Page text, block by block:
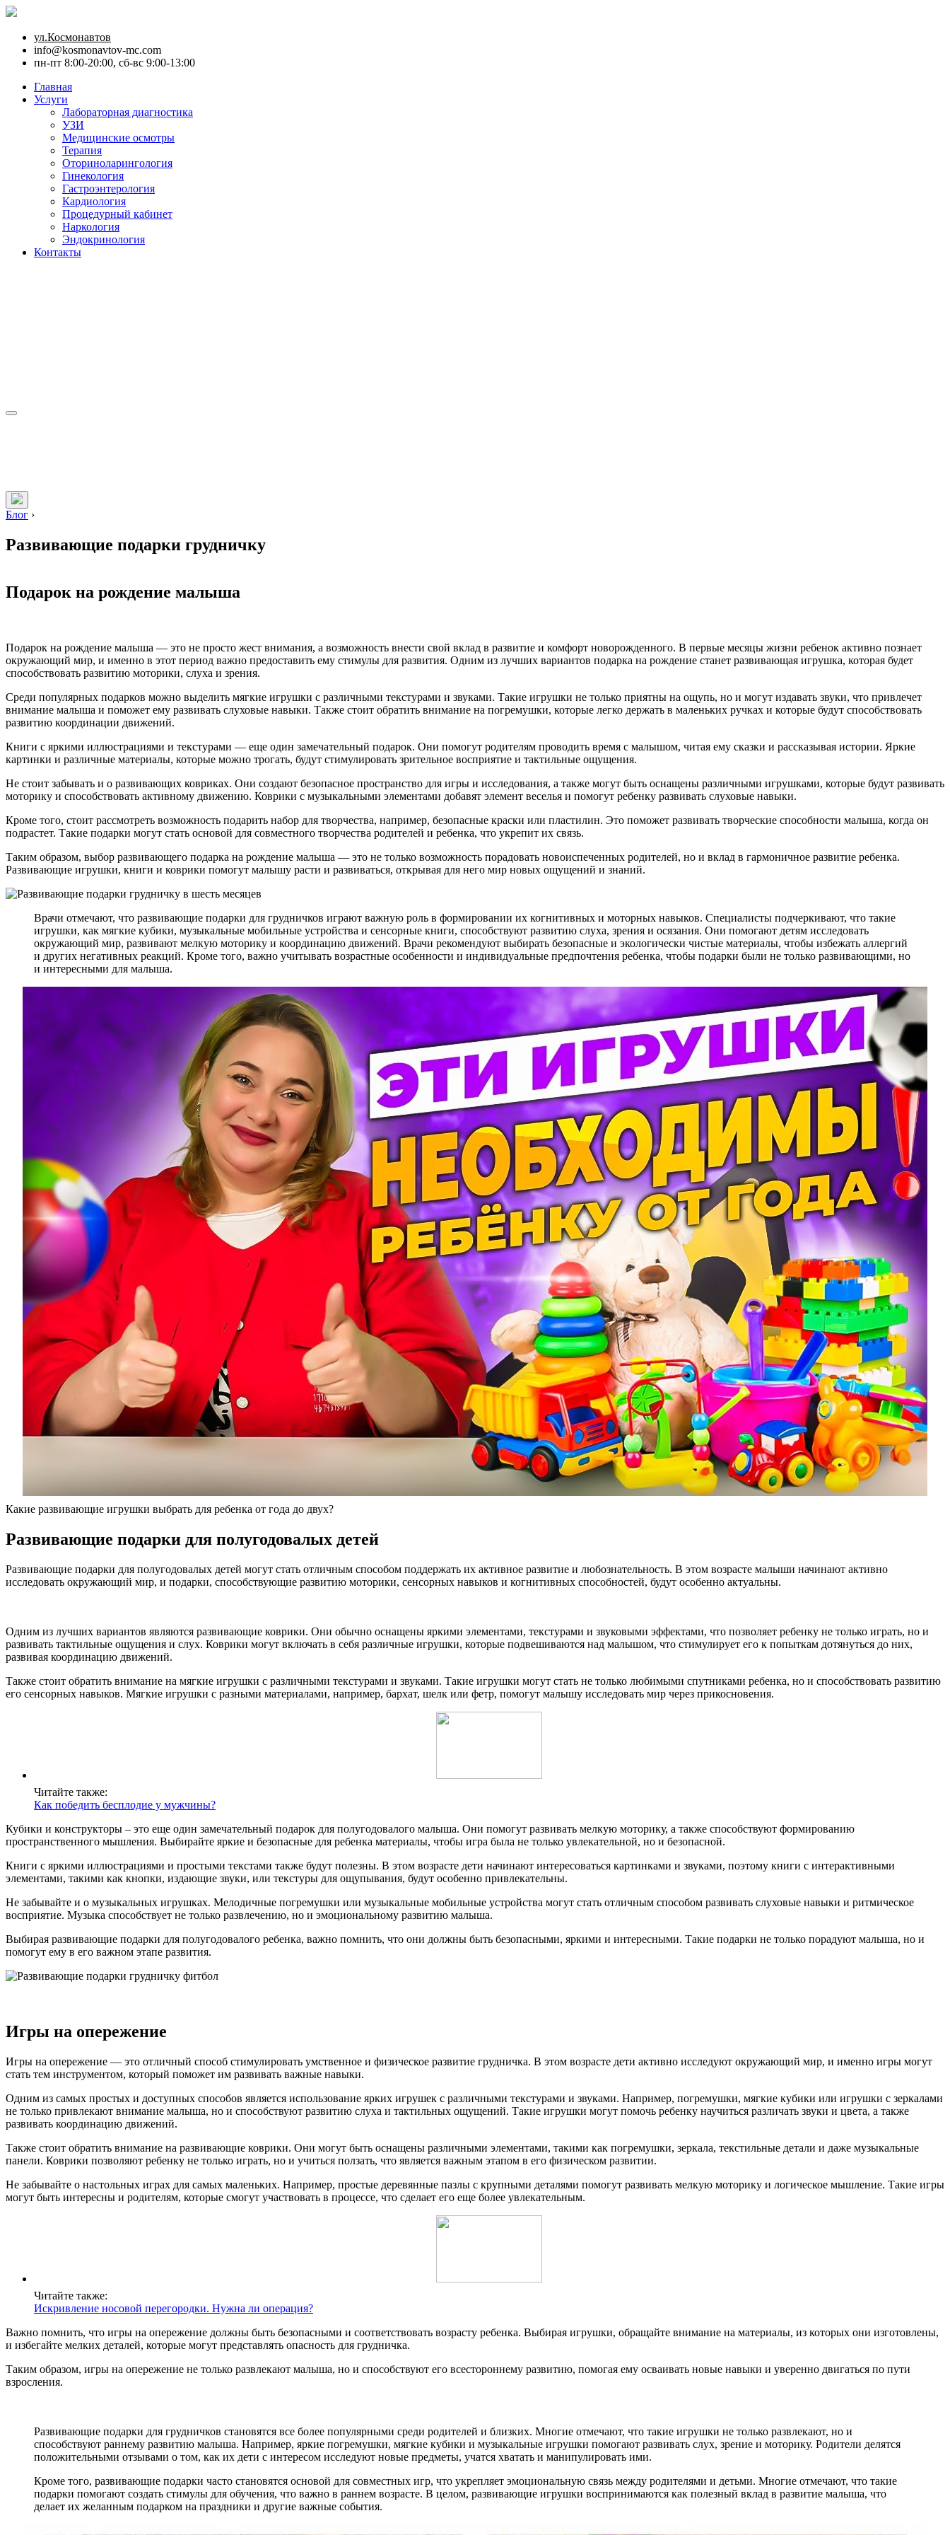
ул.Космонавтов
info@kosmonavtov-mc.com
пн-пт 8:00-20:00, сб-вс 9:00-13:00
Главная
Услуги
Лабораторная диагностика
УЗИ
Медицинские осмотры
Терапия
Оториноларингология
Гинекология
Гастроэнтерология
Кардиология
Процедурный кабинет
Наркология
Эндокринология
Контакты
Блог ›
Развивающие подарки грудничку
Подарок на рождение малыша
Подарок на рождение малыша — это не просто жест внимания, а возможность внести свой вклад в развитие и комфорт новорожденного. В первые месяцы жизни ребенок активно познает
окружающий мир, и именно в этот период важно предоставить ему стимулы для развития. Одним из лучших вариантов подарка на рождение станет развивающая игрушка, которая будет
способствовать развитию моторики, слуха и зрения.
Среди популярных подарков можно выделить мягкие игрушки с различными текстурами и звуками. Такие игрушки не только приятны на ощупь, но и могут издавать звуки, что привлечет
внимание малыша и поможет ему развивать слуховые навыки. Также стоит обратить внимание на погремушки, которые легко держать в маленьких ручках и которые будут способствовать
развитию координации движений.
Книги с яркими иллюстрациями и текстурами — еще один замечательный подарок. Они помогут родителям проводить время с малышом, читая ему сказки и рассказывая истории. Яркие
картинки и различные материалы, которые можно трогать, будут стимулировать зрительное восприятие и тактильные ощущения.
Не стоит забывать и о развивающих ковриках. Они создают безопасное пространство для игры и исследования, а также могут быть оснащены различными игрушками, которые будут развивать
моторику и способствовать активному движению. Коврики с музыкальными элементами добавят элемент веселья и помогут ребенку развивать слуховые навыки.
Кроме того, стоит рассмотреть возможность подарить набор для творчества, например, безопасные краски или пластилин. Это поможет развивать творческие способности малыша, когда он
подрастет. Такие подарки могут стать основой для совместного творчества родителей и ребенка, что укрепит их связь.
Таким образом, выбор развивающего подарка на рождение малыша — это не только возможность порадовать новоиспеченных родителей, но и вклад в гармоничное развитие ребенка.
Развивающие игрушки, книги и коврики помогут малышу расти и развиваться, открывая для него мир новых ощущений и знаний.
Врачи отмечают, что развивающие подарки для грудничков играют важную роль в формировании их когнитивных и моторных навыков. Специалисты подчеркивают, что такие
игрушки, как мягкие кубики, музыкальные мобильные устройства и сенсорные книги, способствуют развитию слуха, зрения и осязания. Они помогают детям исследовать
окружающий мир, развивают мелкую моторику и координацию движений. Врачи рекомендуют выбирать безопасные и экологически чистые материалы, чтобы избежать аллергий
и других негативных реакций. Кроме того, важно учитывать возрастные особенности и индивидуальные предпочтения ребенка, чтобы подарки были не только развивающими, но
и интересными для малыша.
Какие развивающие игрушки выбрать для ребенка от года до двух?
Развивающие подарки для полугодовалых детей
Развивающие подарки для полугодовалых детей могут стать отличным способом поддержать их активное развитие и любознательность. В этом возрасте малыши начинают активно
исследовать окружающий мир, и подарки, способствующие развитию моторики, сенсорных навыков и когнитивных способностей, будут особенно актуальны.
Одним из лучших вариантов являются развивающие коврики. Они обычно оснащены яркими элементами, текстурами и звуковыми эффектами, что позволяет ребенку не только играть, но и
развивать тактильные ощущения и слух. Коврики могут включать в себя различные игрушки, которые подвешиваются над малышом, что стимулирует его к попыткам дотянуться до них,
развивая координацию движений.
Также стоит обратить внимание на мягкие игрушки с различными текстурами и звуками. Такие игрушки могут стать не только любимыми спутниками ребенка, но и способствовать развитию
его сенсорных навыков. Мягкие игрушки с разными материалами, например, бархат, шелк или фетр, помогут малышу исследовать мир через прикосновения.
Читайте также:
Как победить бесплодие у мужчины?
Кубики и конструкторы – это еще один замечательный подарок для полугодовалого малыша. Они помогут развивать мелкую моторику, а также способствуют формированию
пространственного мышления. Выбирайте яркие и безопасные для ребенка материалы, чтобы игра была не только увлекательной, но и безопасной.
Книги с яркими иллюстрациями и простыми текстами также будут полезны. В этом возрасте дети начинают интересоваться картинками и звуками, поэтому книги с интерактивными
элементами, такими как кнопки, издающие звуки, или текстуры для ощупывания, будут особенно привлекательны.
Не забывайте и о музыкальных игрушках. Мелодичные погремушки или музыкальные мобильные устройства могут стать отличным способом развивать слуховые навыки и ритмическое
восприятие. Музыка способствует не только развлечению, но и эмоциональному развитию малыша.
Выбирая развивающие подарки для полугодовалого ребенка, важно помнить, что они должны быть безопасными, яркими и интересными. Такие подарки не только порадуют малыша, но и
помогут ему в его важном этапе развития.
Игры на опережение
Игры на опережение — это отличный способ стимулировать умственное и физическое развитие грудничка. В этом возрасте дети активно исследуют окружающий мир, и именно игры могут
стать тем инструментом, который поможет им развивать важные навыки.
Одним из самых простых и доступных способов является использование ярких игрушек с различными текстурами и звуками. Например, погремушки, мягкие кубики или игрушки с зеркалами
не только привлекают внимание малыша, но и способствуют развитию слуха и тактильных ощущений. Такие игрушки могут помочь ребенку научиться различать звуки и цвета, а также
развивать координацию движений.
Также стоит обратить внимание на развивающие коврики. Они могут быть оснащены различными элементами, такими как погремушки, зеркала, текстильные детали и даже музыкальные
панели. Коврики позволяют ребенку не только играть, но и учиться ползать, что является важным этапом в его физическом развитии.
Не забывайте о настольных играх для самых маленьких. Например, простые деревянные пазлы с крупными деталями помогут развивать мелкую моторику и логическое мышление. Такие игры
могут быть интересны и родителям, которые смогут участвовать в процессе, что сделает его еще более увлекательным.
Читайте также:
Искривление носовой перегородки. Нужна ли операция?
Важно помнить, что игры на опережение должны быть безопасными и соответствовать возрасту ребенка. Выбирая игрушки, обращайте внимание на материалы, из которых они изготовлены,
и избегайте мелких деталей, которые могут представлять опасность для грудничка.
Таким образом, игры на опережение не только развлекают малыша, но и способствуют его всестороннему развитию, помогая ему осваивать новые навыки и уверенно двигаться по пути
взросления.
Развивающие подарки для грудничков становятся все более популярными среди родителей и близких. Многие отмечают, что такие игрушки не только развлекают, но и
способствуют раннему развитию малыша. Например, яркие погремушки, мягкие кубики и музыкальные игрушки помогают развивать слух, зрение и моторику. Родители делятся
положительными отзывами о том, как их дети с интересом исследуют новые предметы, учатся хватать и манипулировать ими.
Кроме того, развивающие подарки часто становятся основой для совместных игр, что укрепляет эмоциональную связь между родителями и детьми. Многие отмечают, что такие
подарки помогают создать стимулы для обучения, что важно в раннем возрасте. В целом, развивающие игрушки воспринимаются как полезный вклад в развитие малыша, что
делает их желанным подарком на праздники и другие важные события.